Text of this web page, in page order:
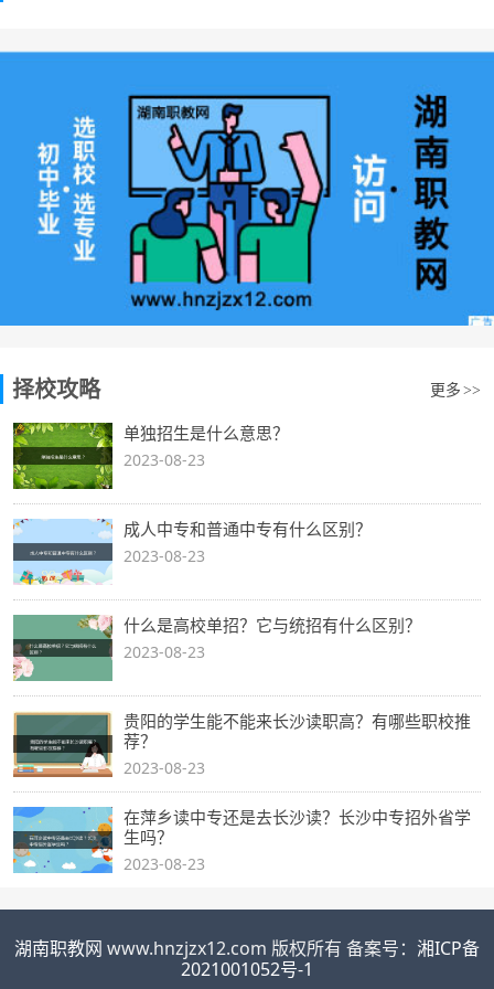
择校攻略 更多 >>
单独招生是什么意思？
2023-08-23
成人中专和普通中专有什么区别？
2023-08-23
什么是高校单招？它与统招有什么区别？
2023-08-23
贵阳的学生能不能来长沙读职高？有哪些职校推
荐？
2023-08-23
在萍乡读中专还是去长沙读？长沙中专招外省学
生吗？
2023-08-23
湖南职教网 www.hnzjzx12.com 版权所有 备案号： 湘ICP备
2021001052号-1